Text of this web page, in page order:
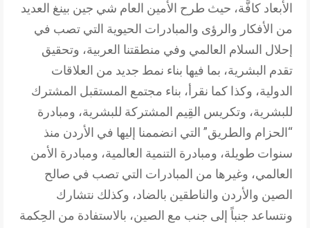
الأبعاد كافَّة، حيث طرح الأمين العام شي جين بينغ العديد
من الأفكار والرؤى والمبادرات الحيوية التي تصب في
إحلال السلام العالمي وفي منطقتنا العربية، وتحقيق
تقدم البشرية، بما فيها بناء نمط جديد من العلاقات
الدولية، وكذا كما نقرأ، بناء مجتمع المستقبل المشترك
للبشرية، وتكريس القِيم المشتركة للبشرية، ومبادرة
“الحزام والطريق” التي انضممنا إليها في الأردن منذ
سنوات طويلة، ومبادرة التنمية العالمية، ومبادرة الأمن
العالمي، وغيرها من المبادرات التي تصب في صالح
الصين والأردن والناطقين بالضاد، وكذلك نتشارك
ونتساعد جنباً إلى جنب مع الصين، بالاستفادة من الحِكمة